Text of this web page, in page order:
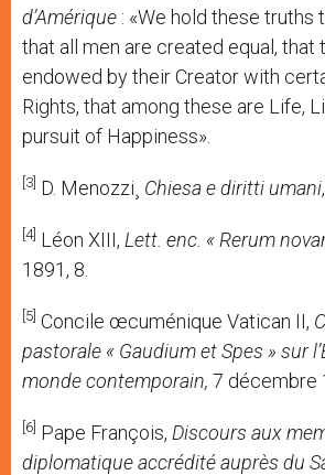
d’Amérique : «We hold these truths
that all men are created equal, that
endowed by their Creator with
Rights, that among these are Life,
pursuit of Happiness».
[3] D. Menozzi¸ Chiesa e diritti umani
[4] Léon XIII, Lett. enc. « Rerum
1891, 8.
[5] Concile œcuménique Vatican II,
pastorale « Gaudium et Spes » sur
monde contemporain, 7 décembre
[6] Pape François, Discours aux
diplomatique accrédité auprès du